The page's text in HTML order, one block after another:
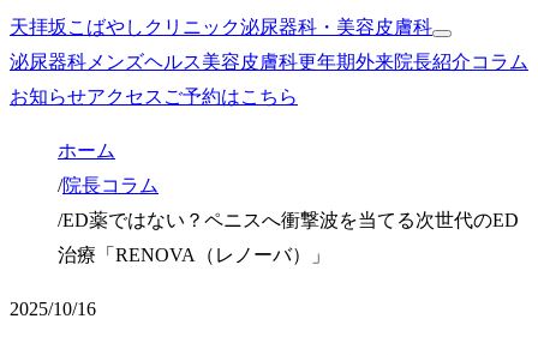
天拝坂こばやしクリニック泌尿器科・美容皮膚科
泌尿器科 メンズヘルス美容皮膚科更年期外来院長紹介コラム
お知らせアクセス ご予約はこちら
ホーム
/院長コラム
/ED薬ではない？ペニスへ衝撃波を当てる次世代のED
治療「RENOVA（レノーバ）」
2025/10/16